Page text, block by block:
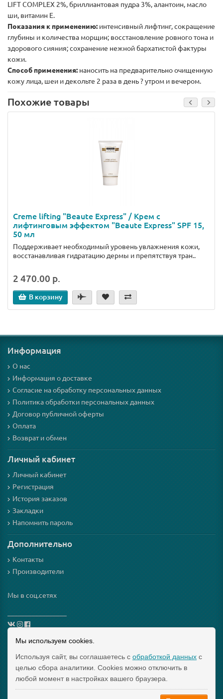
LIFT COMPLEX 2%, бриллиантовая пудра 3%, алантоин, масло
ши, витамин Е.
Показания к применению: интенсивный лифтинг, сокращение
глубины и количества морщин; восстановление ровного тона и
здорового сияния; сохранение нежной бархатистой фактуры
кожи.
Способ применения: наносить на предварительно очищенную
кожу лица, шеи и декольте 2 раза в день ? утром и вечером.
Похожие товары
Creme lifting "Beaute Express" / Крем с
лифтинговым эффектом "Beaute Express" SPF 15,
50 мл
Поддерживает необходимый уровень увлажнения кожи,
восстанавливая гидратацию дермы и препятствуя тран..
2 470.00 р.
В корзину
Информация
О нас
Информация о доставке
Согласие на обработку персональных данных
Политика обработки персональных данных
Договор публичной оферты
Оплата
Возврат и обмен
Личный кабинет
Личный кабинет
Регистрация
История заказов
Закладки
Напомнить пароль
Дополнительно
Контакты
Производители
Мы в соц.сетях
_________________
Схема проезда
Интернет-магазин мезороллеров и косметики для них
"Mezoroller-Info" © 2015-2019 МЕЗОРОЛЛЕР – ТВОЙ
ДОМАШНИЙ КОСМЕТОЛОГ!
Мы используем cookies.
Используя сайт, вы соглашаетесь с обработкой данных с
целью сбора аналитики. Cookies можно отключить в
любой момент в настройках вашего браузера.